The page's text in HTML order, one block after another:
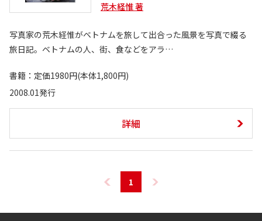
荒木経惟 著
写真家の荒木経惟がベトナムを旅して出合った風景を写真で綴る
旅日記。ベトナムの人、街、食などをアラ…
書籍：定価1980円(本体1,800円)
2008.01発行
詳細
1